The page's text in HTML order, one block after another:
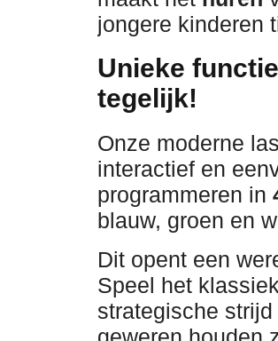
jongere kinderen
Unieke
tegelijk!
Onze moderne
interactief en
programmeren in
blauw, groen en
Dit opent een
Speel het
strategische